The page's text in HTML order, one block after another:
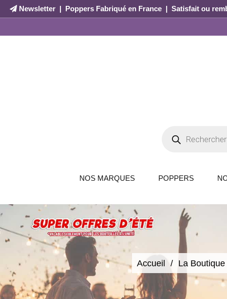
Newsletter | Poppers Fabriqué en France | Satisfait ou
NOS MARQUES POPPERS
Accueil La Boutique